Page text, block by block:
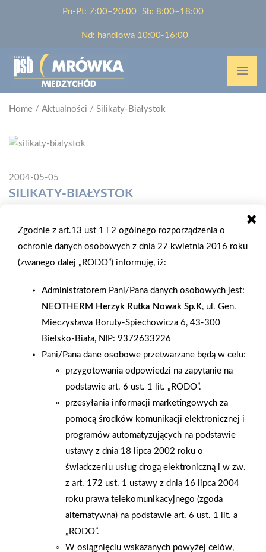
Pn-Pt: 7:00–20:00 Sb: 8:00–18:00
Nd: handlowa 10:00-16:00
Home / Aktualności / Silikaty-Białystok
2004-05-05
SILIKATY-BIAŁYSTOK
SILIKATY-BIAŁYSTOK, Białystok. Złota kielnia - główna
nagroda XIII Targów Forum Budownictwa w Białymstoku
przypadła w nagrodę za najlepszą prezentację targową firmie
jego otoczenie" - odwiedziło przeszło 20 tys.
zainteresowanych budowaniem bądź remontowaniem domów,
mieszkań. Swoją ofertę prezentowało ponad 130 firm sektora
budowlanego. Za co dostały nagrodę Silikaty-Białystok? - oto
za okazały dom wybudowany z najnowocześniejszych,
jednocześnie ekologicznych materiałów i z estetycznie
zagospodarowanym otoczeniem, który stał się atrakcją całych
targów. Dom będzie stałą ekspozycją co najmniej przez trzy
lata, służąc do prezentacji technologii i materiałów studentom
białostockiej uczelni w trakcie zajęć dydaktycznych.
AKTUALNOŚCI
Zgodnie z art.13 ust 1 i 2 ogólnego rozporządzenia o
ochronie danych osobowych z dnia 27 kwietnia 2016 roku
(zwanego dalej „RODO”) informuję, iż:
Administratorem Pani/Pana danych osobowych jest:
NEOTHERM Herzyk Rutka Nowak Sp.K, ul. Gen.
Mieczysława Boruty-Spiechowicza 6, 43-300
Bielsko-Biała, NIP: 9372633226
Pani/Pana dane osobowe przetwarzane będą w celu:
przygotowania odpowiedzi na zapytanie na
podstawie art. 6 ust. 1 lit. „RODO”.
przesyłania informacji marketingowych za
pomocą środków komunikacji elektronicznej i
programów automatyzujących na podstawie
ustawy z dnia 18 lipca 2002 roku o
świadczeniu usług drogą elektroniczną i w zw.
z art. 172 ust. 1 ustawy z dnia 16 lipca 2004
roku prawa telekomunikacyjnego (zgoda
alternatywna) na podstawie art. 6 ust. 1 lit. a
„RODO”.
W osiągnięciu wskazanych powyżej celów,